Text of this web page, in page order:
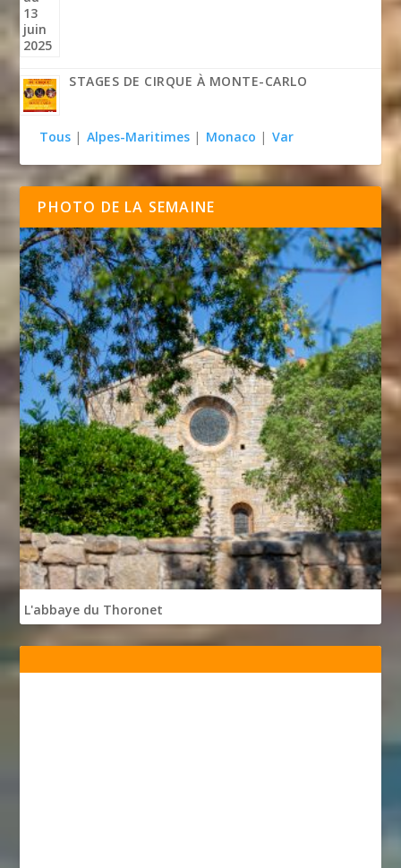
STAGES DE CIRQUE À MONTE-CARLO
Tous | Alpes-Maritimes | Monaco | Var
PHOTO DE LA SEMAINE
L'abbaye du Thoronet